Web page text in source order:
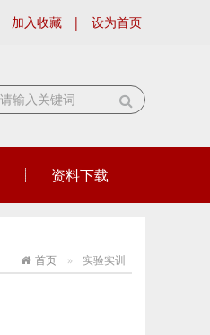
加入收藏 | 设为首页
资料下载
首页 实验实训